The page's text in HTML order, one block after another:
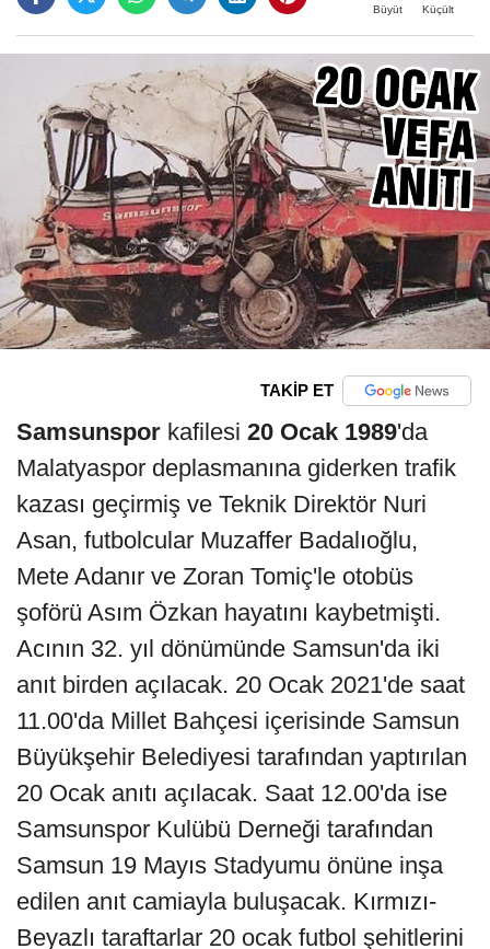
Büyüt Küçült
TAKİP ET
Samsunspor kafilesi 20 Ocak 1989'da
Malatyaspor deplasmanına giderken trafik
kazası geçirmiş ve Teknik Direktör Nuri
Asan, futbolcular Muzaffer Badalıoğlu,
Mete Adanır ve Zoran Tomiç'le otobüs
şoförü Asım Özkan hayatını kaybetmişti.
Acının 32. yıl dönümünde Samsun'da iki
anıt birden açılacak. 20 Ocak 2021'de saat
11.00'da Millet Bahçesi içerisinde Samsun
Büyükşehir Belediyesi tarafından yaptırılan
20 Ocak anıtı açılacak. Saat 12.00'da ise
Samsunspor Kulübü Derneği tarafından
Samsun 19 Mayıs Stadyumu önüne inşa
edilen anıt camiayla buluşacak. Kırmızı-
Beyazlı taraftarlar 20 ocak futbol şehitlerini